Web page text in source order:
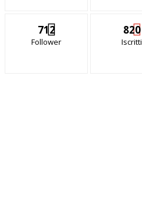
712
Follower
820
Iscritti